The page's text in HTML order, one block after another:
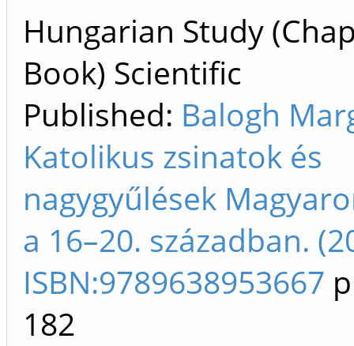
Hungarian Study
Book) Scientific
Published: Balogh
Katolikus zsinatok és
nagygyűlések
a 16–20. században.
ISBN:9789638953667
182